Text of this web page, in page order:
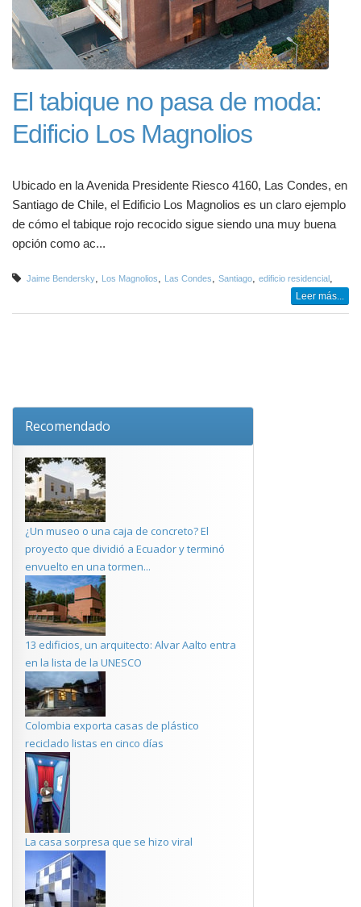
El tabique no pasa de moda:
Edificio Los Magnolios
Ubicado en la Avenida Presidente Riesco 4160, Las Condes, en
Santiago de Chile, el Edificio Los Magnolios es un claro ejemplo
de cómo el tabique rojo recocido sigue siendo una muy buena
opción como ac...
Jaime Bendersky, Los Magnolios, Las Condes, Santiago, edificio residencial ,
Leer más...
Recomendado
¿Un museo o una caja de concreto? El
proyecto que dividió a Ecuador y terminó
envuelto en una tormen...
13 edificios, un arquitecto: Alvar Aalto entra
en la lista de la UNESCO
Colombia exporta casas de plástico
reciclado listas en cinco días
La casa sorpresa que se hizo viral